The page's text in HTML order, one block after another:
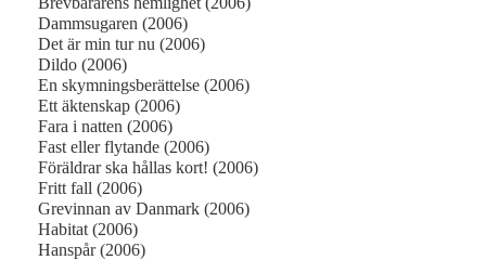
Dammsugaren (2006)
Det är min tur nu (2006)
Dildo (2006)
En skymningsberättelse (2006)
Ett äktenskap (2006)
Fara i natten (2006)
Fast eller flytande (2006)
Föräldrar ska hållas kort! (2006)
Fritt fall (2006)
Grevinnan av Danmark (2006)
Habitat (2006)
Hanspår (2006)